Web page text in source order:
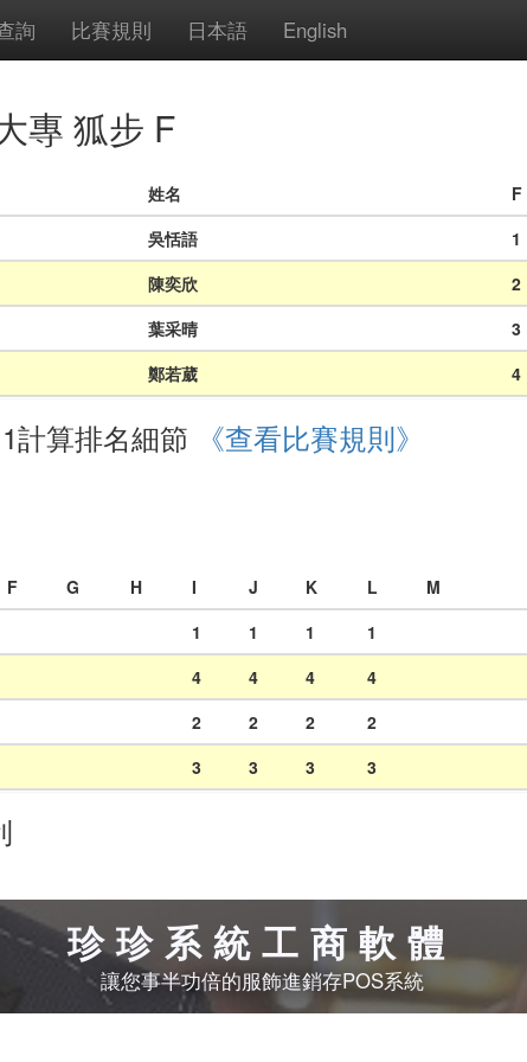
詢 比賽規則 日本語 English
專 狐步 F
姓名 F
吳恬語 1
陳奕欣 2
葉采晴 3
鄭若葳 4
計算排名細節 《查看比賽規則》
F G H I J K L M
1 1 1 1
4 4 4 4
2 2 2 2
3 3 3 3
珍珍系統工商軟體
讓您事半功倍的服飾進銷存POS系統